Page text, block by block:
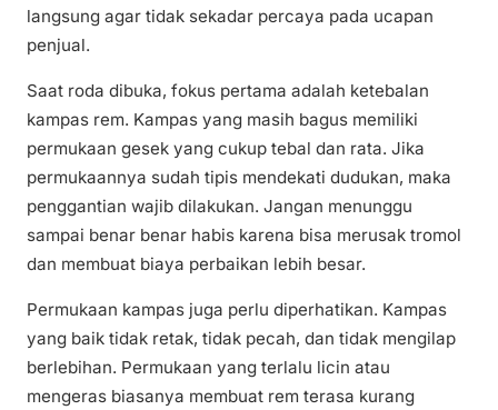
langsung agar tidak sekadar percaya pada ucapan
penjual.
Saat roda dibuka, fokus pertama adalah ketebalan
kampas rem. Kampas yang masih bagus memiliki
permukaan gesek yang cukup tebal dan rata. Jika
permukaannya sudah tipis mendekati dudukan, maka
penggantian wajib dilakukan. Jangan menunggu
sampai benar benar habis karena bisa merusak tromol
dan membuat biaya perbaikan lebih besar.
Permukaan kampas juga perlu diperhatikan. Kampas
yang baik tidak retak, tidak pecah, dan tidak mengilap
berlebihan. Permukaan yang terlalu licin atau
mengeras biasanya membuat rem terasa kurang